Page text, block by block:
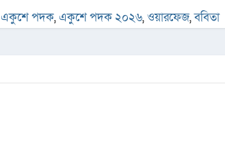
একুশে পদক,একুশে পদক ২০২৬,ওয়ারফেজ,ববিতা